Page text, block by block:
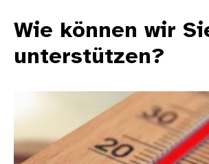
Wie können wir
unterstützen?